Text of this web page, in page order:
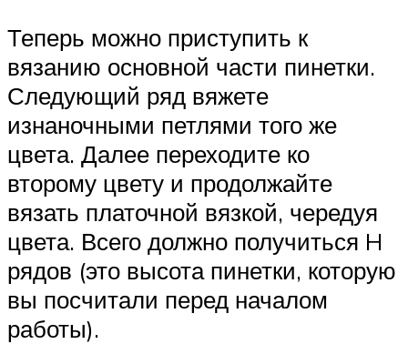
Теперь можно приступить к
вязанию основной части пинетки.
Следующий ряд вяжете
изнаночными петлями того же
цвета. Далее переходите ко
второму цвету и продолжайте
вязать платочной вязкой, чередуя
цвета. Всего должно получиться H
рядов (это высота пинетки, которую
вы посчитали перед началом
работы).